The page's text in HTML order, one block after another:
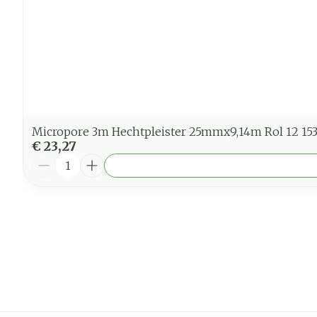
Micropore 3m Hechtpleister 25mmx9,14m Rol 12
€ 23,27
Aantal